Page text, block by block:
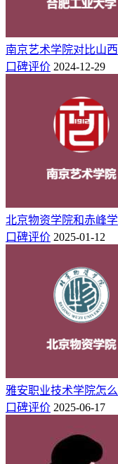
北京物资学院怎么样
赤峰学院怎么样好不
南京艺术学院对比山
口碑评价 2024-12-29
北京物资学院和赤峰
口碑评价 2025-01-12
雅安职业技术学院怎
口碑评价 2025-06-17